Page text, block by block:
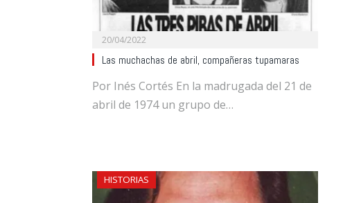
20/04/2022
Las muchachas de abril, compañeras tupamaras
Por Inés Cortés En la madrugada del 21 de
abril de 1974 un grupo de…
HISTORIAS